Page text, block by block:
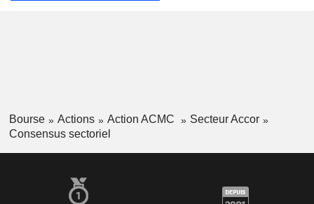
Bourse Actions Action ACMC
Secteur Accor
Consensus sectoriel